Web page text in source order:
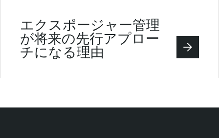
エクスポージャー管理
が将来の先行アプロー
チになる理由